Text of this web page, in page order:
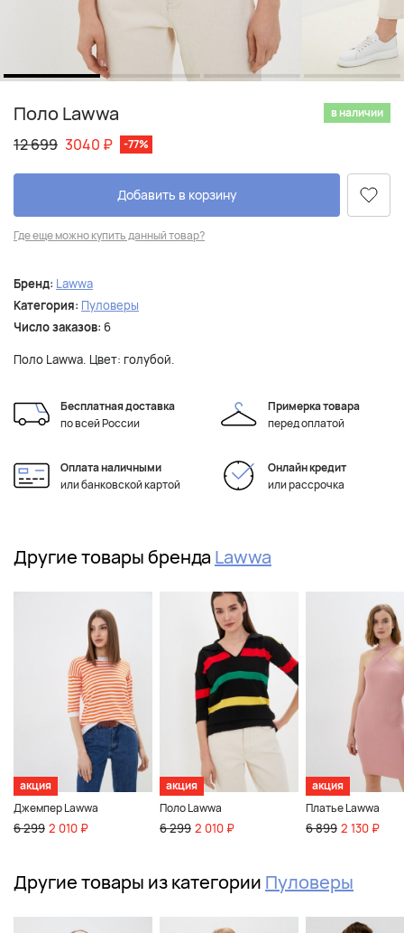
Поло Lawwa в наличии
12 699 3040 ₽ -77%
Добавить в корзину
Где еще можно купить данный товар?
Бренд: Lawwa
Категория: Пуловеры
Число заказов: 6
Поло Lawwa. Цвет: голубой.
Бесплатная доставка
по всей России
Примерка товара
перед оплатой
Оплата наличными
или банковской картой
Онлайн кредит
или рассрочка
Другие товары бренда Lawwa
акция
Джемпер Lawwa
6 299 2 010 ₽
акция
Поло Lawwa
6 299 2 010 ₽
акция
Платье Lawwa
6 899 2 130 ₽
Другие товары из категории Пуловеры